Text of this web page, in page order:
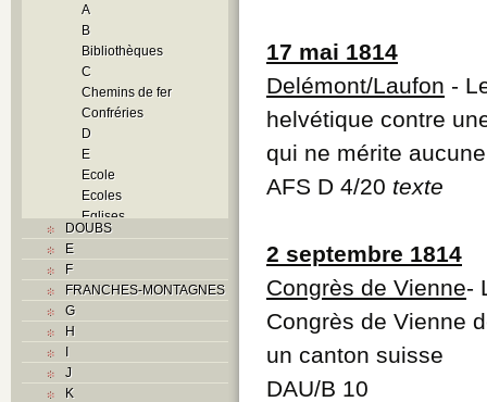
A
B
Bibliothèques
C
Chemins de fer
Confréries
D
E
Ecole
Ecoles
Eglises
F
H
DOUBS
E
F
FRANCHES-MONTAGNES
G
H
I
J
K
17 mai 1814
Delémont/Laufon -
helvétique contre
qui ne mérite
AFS D 4/20 texte
2 septembre 1814
Congrès de Vienne-
Congrès de Vienne
un canton suisse
DAU/B 10